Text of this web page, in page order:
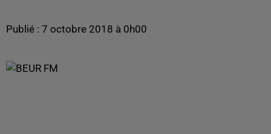
Publié : 7 octobre 2018 à 0h00